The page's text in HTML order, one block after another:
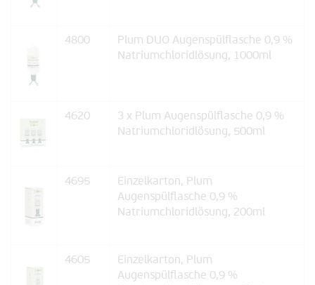
4800
Plum DUO Augenspülflasche 0,9 %
Natriumchloridlösung, 1000ml
4620
3 x Plum Augenspülflasche 0,9 %
Natriumchloridlösung, 500ml
4695
Einzelkarton, Plum
Augenspülflasche 0,9 %
Natriumchloridlösung, 200ml
4605
Einzelkarton, Plum
Augenspülflasche 0,9 %